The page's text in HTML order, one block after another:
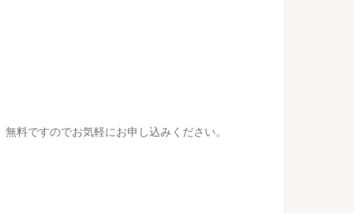
料ですのでお気軽にお申し込みください。